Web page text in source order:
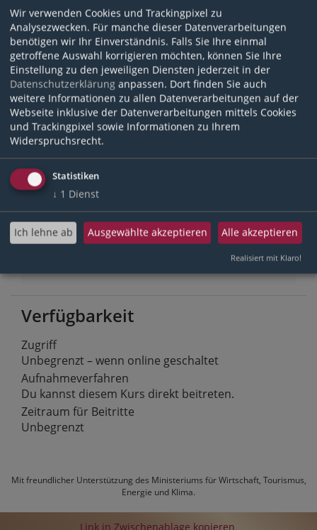
Personal
Allgemein
Sprache
Deutsch
Schlagwörter
Kurs Nr.: 93
Copyright
All rights reserved
Kontaktpersonen
Verfügbarkeit
Zugriff
Unbegrenzt – wenn online geschaltet
Aufnahmeverfahren
Du kannst diesem Kurs direkt beitreten.
Zeitraum für Beitritte
Unbegrenzt
Mit freundlicher Unterstützung des Ministeriums für Wirtschaft, Tourismus,
Energie und Klima.
Link in Zwischenablage kopieren
Wir verwenden Cookies und Trackingpixel zu
Analysezwecken. Für manche dieser Datenverarbeitungen
benötigen wir Ihr Einverständnis. Falls Sie Ihre einmal
getroffene Auswahl korrigieren möchten, können Sie Ihre
Einstellung zu den jeweiligen Diensten jederzeit in der
Datenschutzerklärung anpassen. Dort finden Sie auch
weitere Informationen zu allen Datenverarbeitungen auf der
Webseite inklusive der Datenverarbeitungen mittels Cookies
und Trackingpixel sowie Informationen zu Ihrem
Widerspruchsrecht.
Statistiken
↓ 1 Dienst
Ich lehne ab Ausgewählte akzeptieren Alle akzeptieren
Realisiert mit Klaro!